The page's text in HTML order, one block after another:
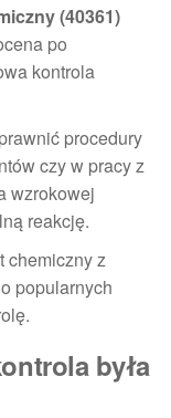
(40361)
po
kontrola
procedury
czy w pracy z
wzrokowej
reakcję.
chemiczny z
popularnych
była